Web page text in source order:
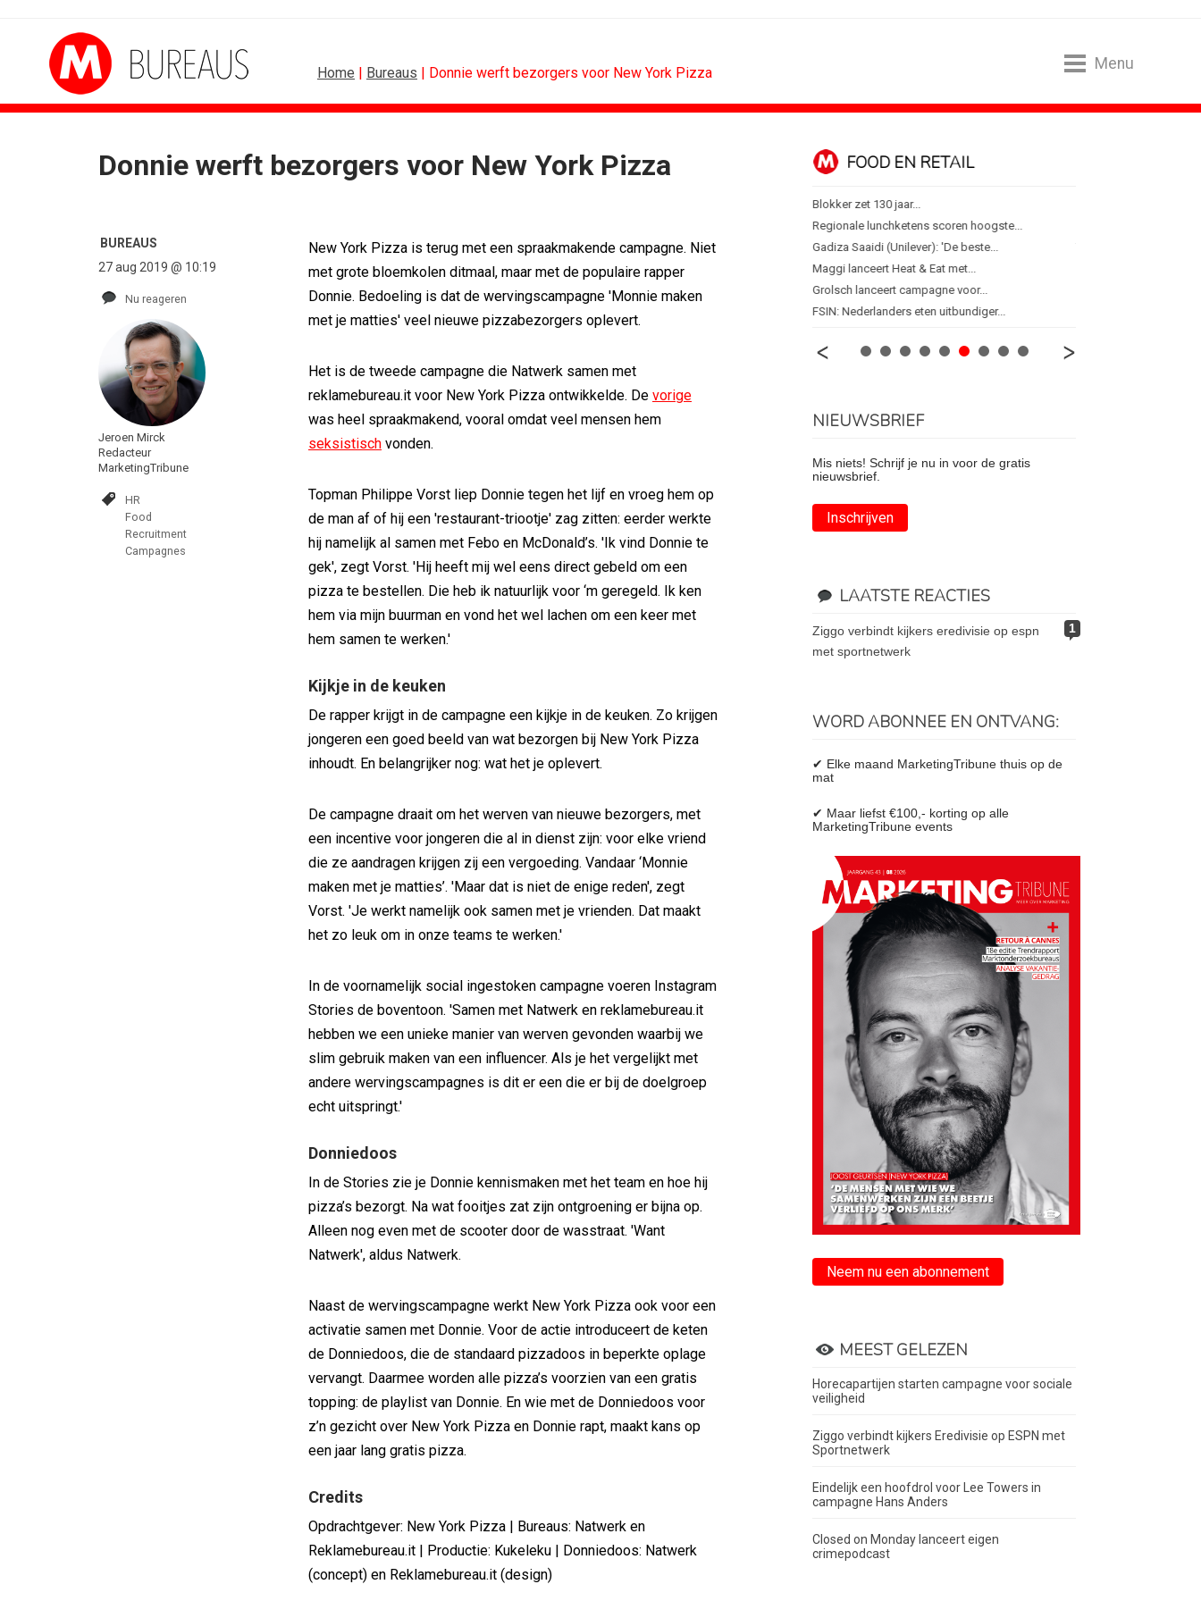
Home | Bureaus | Donnie werft bezorgers voor New York Pizza
Menu
Donnie werft bezorgers voor New York Pizza
BUREAUS
27 aug 2019 @ 10:19
Nu reageren
Jeroen Mirck
Redacteur
MarketingTribune
HR
Food
Recruitment
Campagnes
New York Pizza is terug met een spraakmakende campagne. Niet
met grote bloemkolen ditmaal, maar met de populaire rapper
Donnie. Bedoeling is dat de wervingscampagne 'Monnie maken
met je matties' veel nieuwe pizzabezorgers oplevert.
Het is de tweede campagne die Natwerk samen met
reklamebureau.it voor New York Pizza ontwikkelde. De vorige
was heel spraakmakend, vooral omdat veel mensen hem
seksistisch vonden.
Topman Philippe Vorst liep Donnie tegen het lijf en vroeg hem op
de man af of hij een 'restaurant-triootje' zag zitten: eerder werkte
hij namelijk al samen met Febo en McDonald’s. 'Ik vind Donnie te
gek', zegt Vorst. 'Hij heeft mij wel eens direct gebeld om een
pizza te bestellen. Die heb ik natuurlijk voor ‘m geregeld. Ik ken
hem via mijn buurman en vond het wel lachen om een keer met
hem samen te werken.'
Kijkje in de keuken
De rapper krijgt in de campagne een kijkje in de keuken. Zo krijgen
jongeren een goed beeld van wat bezorgen bij New York Pizza
inhoudt. En belangrijker nog: wat het je oplevert.
De campagne draait om het werven van nieuwe bezorgers, met
een incentive voor jongeren die al in dienst zijn: voor elke vriend
die ze aandragen krijgen zij een vergoeding. Vandaar ‘Monnie
maken met je matties’. 'Maar dat is niet de enige reden', zegt
Vorst. 'Je werkt namelijk ook samen met je vrienden. Dat maakt
het zo leuk om in onze teams te werken.'
In de voornamelijk social ingestoken campagne voeren Instagram
Stories de boventoon. 'Samen met Natwerk en reklamebureau.it
hebben we een unieke manier van werven gevonden waarbij we
slim gebruik maken van een influencer. Als je het vergelijkt met
andere wervingscampagnes is dit er een die er bij de doelgroep
echt uitspringt.'
Donniedoos
In de Stories zie je Donnie kennismaken met het team en hoe hij
pizza’s bezorgt. Na wat fooitjes zat zijn ontgroening er bijna op.
Alleen nog even met de scooter door de wasstraat. 'Want
Natwerk', aldus Natwerk.
Naast de wervingscampagne werkt New York Pizza ook voor een
activatie samen met Donnie. Voor de actie introduceert de keten
de Donniedoos, die de standaard pizzadoos in beperkte oplage
vervangt. Daarmee worden alle pizza’s voorzien van een gratis
topping: de playlist van Donnie. En wie met de Donniedoos voor
z’n gezicht over New York Pizza en Donnie rapt, maakt kans op
een jaar lang gratis pizza.
Credits
Opdrachtgever: New York Pizza | Bureaus: Natwerk en
Reklamebureau.it | Productie: Kukeleku | Donniedoos: Natwerk
(concept) en Reklamebureau.it (design)
BUREAUS
Horecapartijen starten campagne voor...
Closed on Monday lanceert eigen...
Lamborghini maakt ambitie leidend
CONTENTMARKETING
Lawa, Woed en NowNow winnen...
Inschrijvingen Grand Prix Content...
Substack breidt uit in Nederland met...
WWF en CPNB introduceren Groene...
DESIGN
Blond Amsterdam ontwerpt...
Porsche kiest emotie boven features
KNVB toont Oranje-portretten in hart...
Studenten filteren sigaret uit iconen
FOOD EN RETAIL
Blokker zet 130 jaar...
Regionale lunchketens scoren hoogste...
Gadiza Saaidi (Unilever): 'De beste...
Maggi lanceert Heat & Eat met...
Grolsch lanceert campagne voor...
FSIN: Nederlanders eten uitbundiger...
NIEUWSBRIEF
Mis niets! Schrijf je nu in voor de gratis
nieuwsbrief.
Inschrijven
LAATSTE REACTIES
1
ziggo verbindt kijkers eredivisie op espn
met sportnetwerk
WORD ABONNEE EN ONTVANG:
✔ Elke maand MarketingTribune thuis op de
mat
✔ Maar liefst €100,- korting op alle
MarketingTribune events
Neem nu een abonnement
MEEST GELEZEN
Horecapartijen starten campagne voor sociale
veiligheid
Ziggo verbindt kijkers Eredivisie op ESPN met
Sportnetwerk
Eindelijk een hoofdrol voor Lee Towers in
campagne Hans Anders
Closed on Monday lanceert eigen
crimepodcast